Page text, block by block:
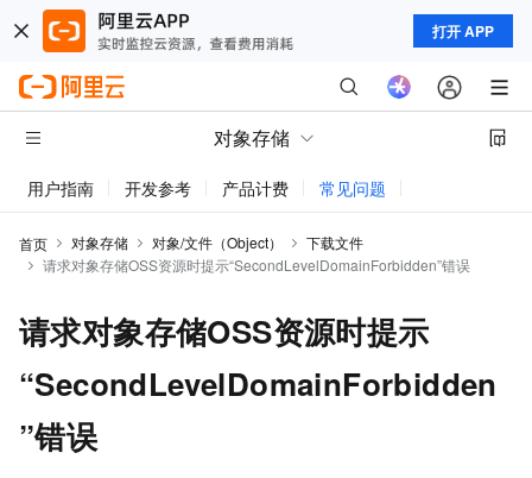
打开 APP
对象存储
用户指南 开发参考 产品计费 常见问题
首页 对象存储 对象/文件（Object）
下载文件
请求对象存储OSS资源时提示“SecondLevelDomainForbidden”错误
请求对象存储OSS资源时提示
“SecondLevelDomainForbidden
”错误